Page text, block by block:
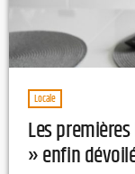
Locale
Les
» enfin